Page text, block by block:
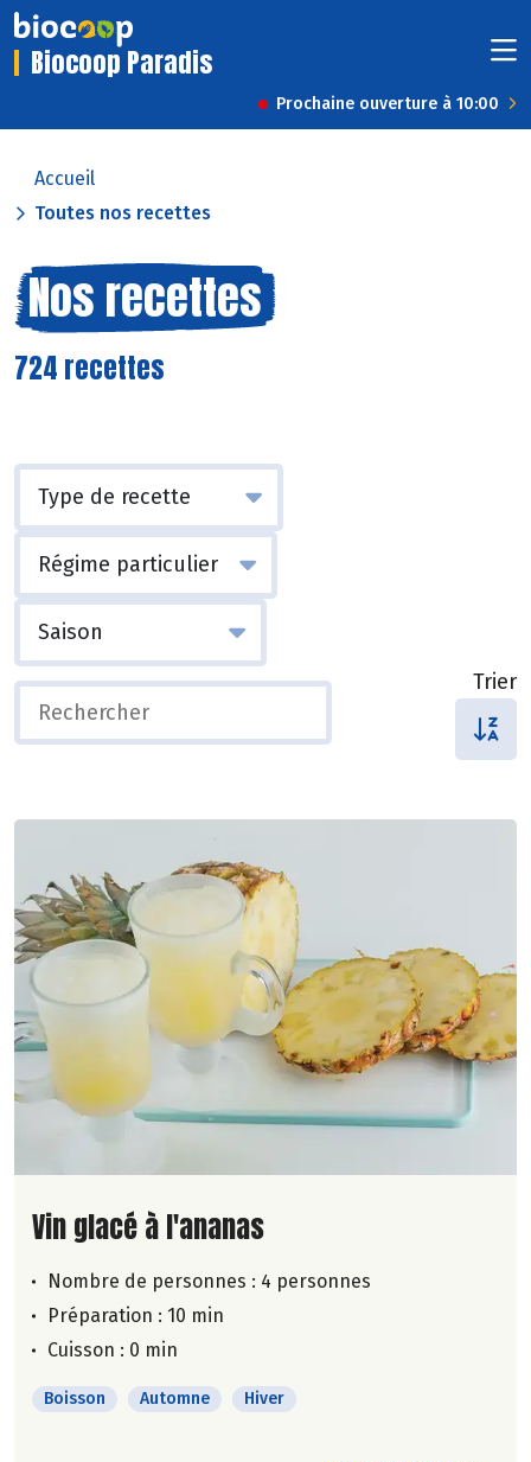
Biocoop Paradis
Prochaine ouverture à 10:00
Accueil
Toutes nos recettes
Nos recettes
724 recettes
Trier
Lire la suite de la recette
Vin glacé à l'ananas
Nombre de personnes : 4 personnes
Préparation : 10 min
Cuisson : 0 min
Boisson Automne Hiver